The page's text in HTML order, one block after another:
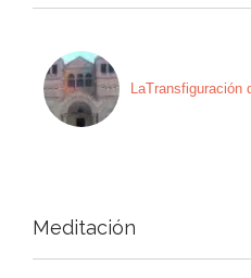
LaTransfiguración
Meditación